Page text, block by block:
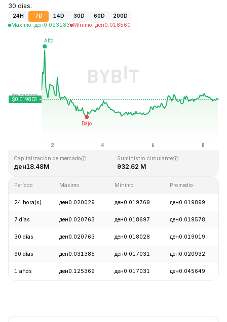
30 días.
24H 7D 14D 30D 60D
200D
Máximo: ден0.023183 Mínimo: ден0.018560
Última actualización: 2026-08-08, 13:16 GMT+0
ден0.016502
Capitalización de mercado
ден18.48M
Suministro circulante
932.62 M
Período Máximo Mínimo Promedio
24 hora(s) ден0.020029 ден0.019769 ден0.019899
7 días ден0.020763 ден0.018697 ден0.019578
30 días ден0.020763 ден0.018028 ден0.019019
90 días ден0.031385 ден0.017031 ден0.020932
1 años ден0.125369 ден0.017031 ден0.045649